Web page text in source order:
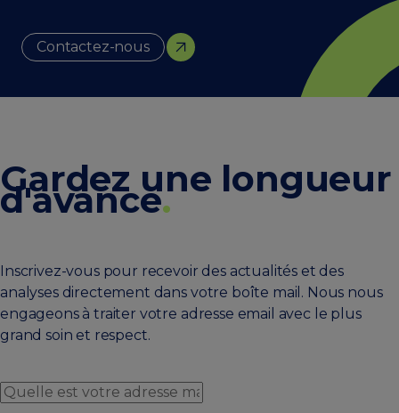
Contactez-nous
Gardez une longueur
d'avance.
Inscrivez-vous pour recevoir des actualités et des
analyses directement dans votre boîte mail. Nous nous
engageons à traiter votre adresse email avec le plus
grand soin et respect.